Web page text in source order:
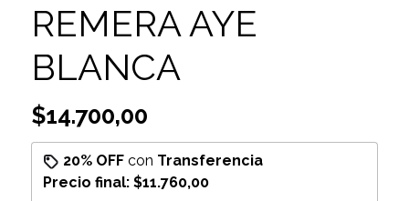
REMERA AYE
BLANCA
$14.700,00
20% OFFcon Transferencia
Precio final: $11.760,00